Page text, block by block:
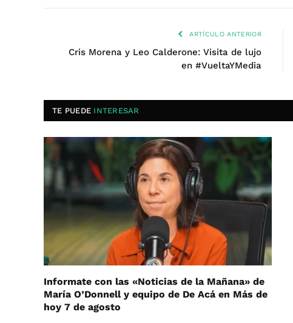
ARTÍCULO ANTERIOR
Cris Morena y Leo Calderone: Visita de lujo
en #VueltaYMedia
TE PUEDE INTERESAR
Informate con las «Noticias de la Mañana» de
María O’Donnell y equipo de De Acá en Más de
hoy 7 de agosto